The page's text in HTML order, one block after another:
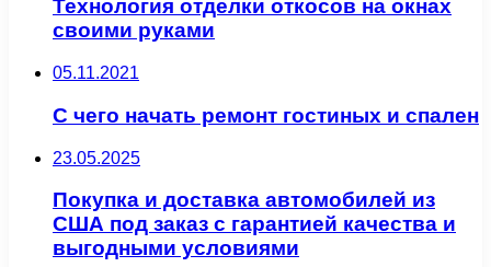
Технология отделки откосов на окнах
своими руками
05.11.2021
С чего начать ремонт гостиных и спален
23.05.2025
Покупка и доставка автомобилей из
США под заказ с гарантией качества и
выгодными условиями